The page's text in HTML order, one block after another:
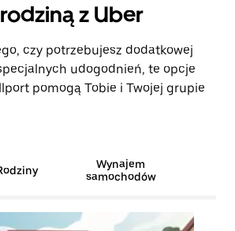
z Uber
czy potrzebujesz dodatkowej
udogodnień, te opcje
pomogą Tobie i Twojej grupie
Wynajem
samochodów